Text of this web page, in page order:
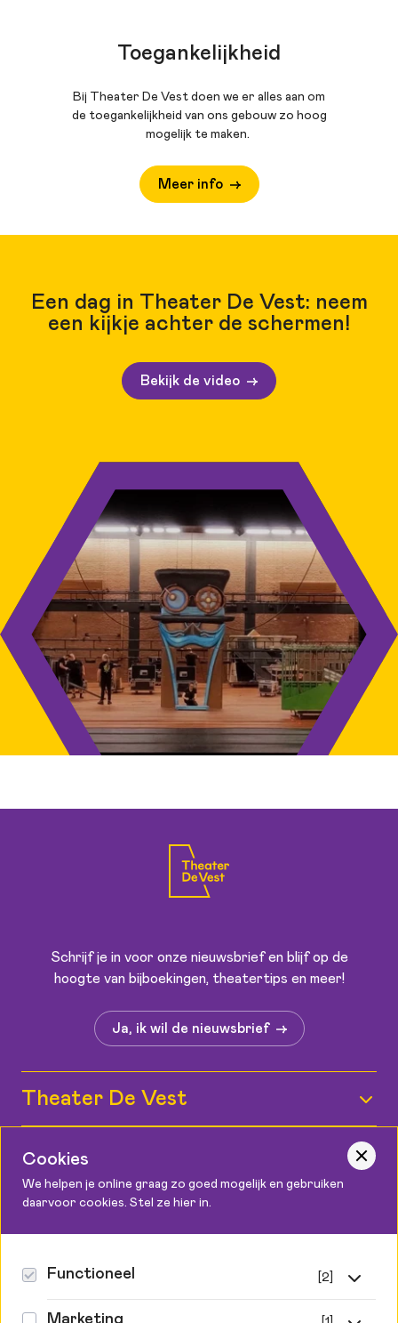
Toegankelijkheid
Bij Theater De Vest doen we er alles aan om
de toegankelijkheid van ons gebouw zo hoog
mogelijk te maken.
Meer info
Een dag in Theater De Vest: neem
een kijkje achter de schermen!
Bekijk de video
Schrijf je in voor onze nieuwsbrief en blijf op de
hoogte van bijboekingen, theatertips en meer!
Ja, ik wil de nieuwsbrief
Theater De Vest
Vacatures
Steun ons
Informatie
Kaartverkoop
Toegankelijkheid
Contact
Canadaplein 2, 1811 KE Alkmaar
info@theaterdevest.nl
Cookies
We helpen je online graag zo goed mogelijk en gebruiken
daarvoor cookies. Stel ze hier in.
Functioneel [2]
Marketing